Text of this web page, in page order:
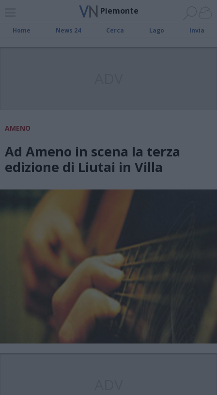
Piemonte
Home News 24 Cerca Lago Invia
AMENO
Ad Ameno in scena la terza
edizione di Liutai in Villa